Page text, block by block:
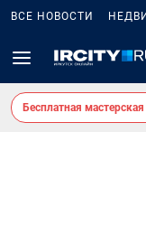
ВСЕ НОВОСТИ
Бесплатная